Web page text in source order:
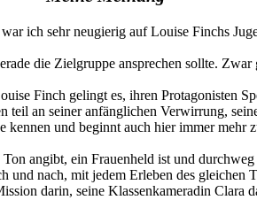
ich sehr neugierig auf Louise Finchs
die Zielgruppe ansprechen sollte.
Finch gelingt es, ihren Protagonisten
an seiner anfänglichen Verwirrung,
und beginnt auch hier immer
angibt, ein Frauenheld ist und
nach, mit jedem Erleben des gleichen
darin, seine Klassenkameradin Clara